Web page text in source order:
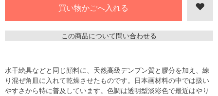
この商品について問い合わせる
水干絵具などと同じ顔料に、天然高級デンプン質と膠分を加え、練
り混ぜ角皿に入れて乾燥させたものです。日本画材料の中では扱い
やすさから特に普及しています。色調は透明型淡彩色で最近はやり